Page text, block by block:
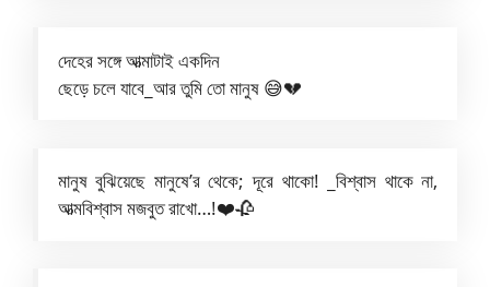
দেহের সঙ্গে আত্মাটাই একদিন
ছেড়ে চলে যাবে_আর তুমি তো মানুষ 😅💔
মানুষ বুঝিয়েছে মানুষে’র থেকে; দূরে থাকো! _বিশ্বাস থাকে না,
আত্মবিশ্বাস মজবুত রাখো…!❤️🥀